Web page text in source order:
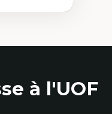
à l'UOF